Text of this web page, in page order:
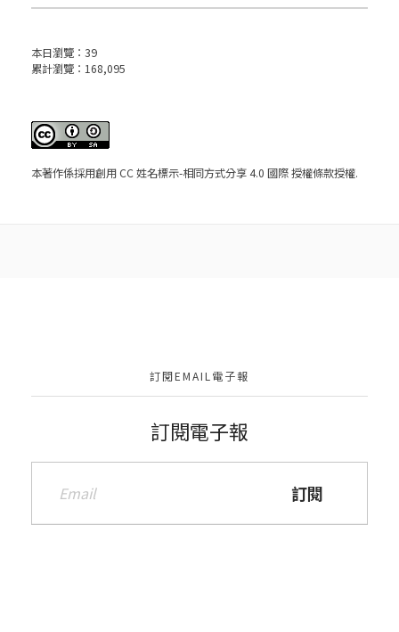
本日瀏覽： 39
累計瀏覽： 168,095
本著作係採用創用 CC 姓名標示-相同方式分享 4.0 國際 授權條款授權.
訂閱EMAIL電子報
訂閱電子報